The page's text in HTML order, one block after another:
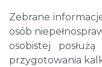
Zebrane
osób
osobistej
przygotowania